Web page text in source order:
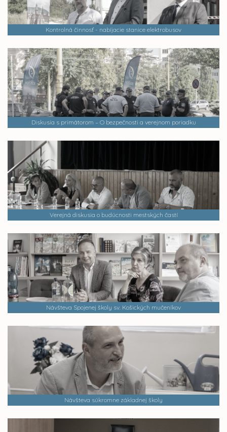
Kontrolná činnosť - nabíjacie stanice elektrobusov
Diskusia s primátorom – O bezpečnosti a verejnom poriadku
Verejná diskusia o budúcnosti mestských častí
Návšteva Spojenej školy sv. Košických mučeníkov
Návšteva súkromne základnej školy